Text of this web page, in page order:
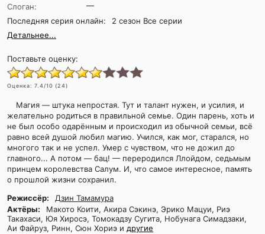
Слоган:
—
Последняя серия онлайн:
2 сезон Все серии
Детальнее...
Поставьте оценку:
Оценка: 7.4/10 (24)
Магия — штука непростая. Тут и талант нужен, и усилия, и
желательно родиться в правильной семье. Один парень, хоть и
не был особо одарённым и происходил из обычной семьи, всё
равно всей душой любил магию. Учился, как мог, старался, но
многого так и не успел. Умер с чувством, что не дожил до
главного... А потом — бац! — переродился Ллойдом, седьмым
принцем королевства Салум. И, что самое интересное, память
о прошлой жизни сохранил.
Режиссёр:
Дзин Тамамура
Актёры:
Макото Коити, Акира Сэкинэ, Эрико Мацуи, Риэ
Такахаси, Юя Хиросэ, Томокадзу Сугита, Нобунага Симадзаки,
Аи Файруз, Ринн, Сюн Хориэ и другие